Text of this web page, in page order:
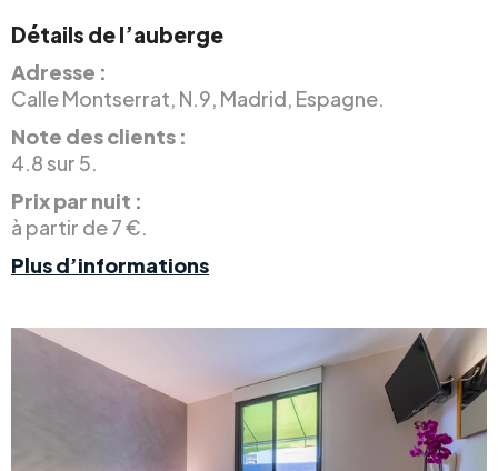
Détails de l’auberge
Adresse :
Calle Montserrat, N.9, Madrid, Espagne.
Note des clients :
4.8 sur 5.
Prix par nuit :
à partir de 7 €.
Plus d’informations